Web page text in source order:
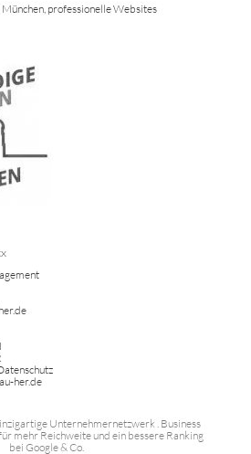
professionelle Websites
her.de
Unternehmernetzwerk . Business
mehr Reichweite und ein bessere Ranking
bei Google & Co.